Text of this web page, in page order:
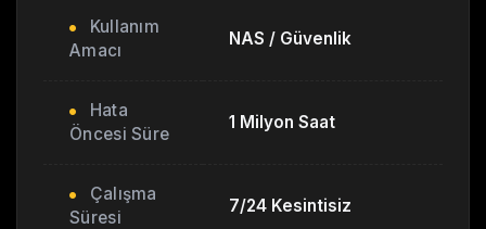
Kullanım
Amacı
NAS / Güvenlik
Hata
Öncesi Süre
1 Milyon Saat
Çalışma
Süresi
7/24 Kesintisiz